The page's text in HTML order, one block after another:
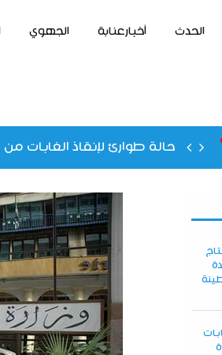
الحدث أخبارعنابة الجهوي
حالة طوارئ لإنقاذ الغابات